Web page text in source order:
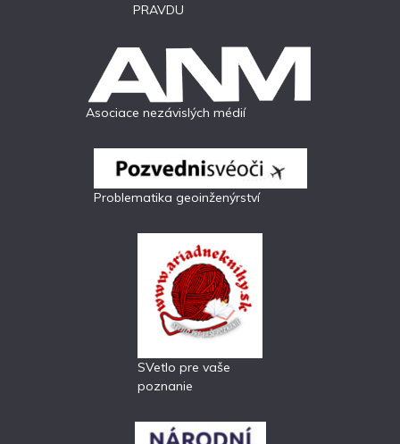
PRAVDU
Asociace nezávislých médií
Problematika geoinženýrství
SVetlo pre vaše
poznanie